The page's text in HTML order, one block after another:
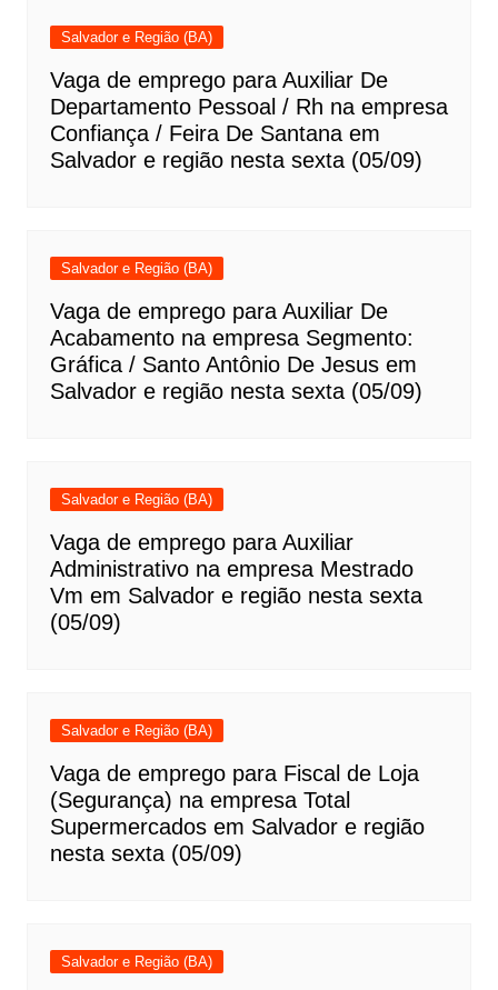
Salvador e Região (BA)
Vaga de emprego para Auxiliar De
Departamento Pessoal / Rh na empresa
Confiança / Feira De Santana em
Salvador e região nesta sexta (05/09)
Salvador e Região (BA)
Vaga de emprego para Auxiliar De
Acabamento na empresa Segmento:
Gráfica / Santo Antônio De Jesus em
Salvador e região nesta sexta (05/09)
Salvador e Região (BA)
Vaga de emprego para Auxiliar
Administrativo na empresa Mestrado
Vm em Salvador e região nesta sexta
(05/09)
Salvador e Região (BA)
Vaga de emprego para Fiscal de Loja
(Segurança) na empresa Total
Supermercados em Salvador e região
nesta sexta (05/09)
Salvador e Região (BA)